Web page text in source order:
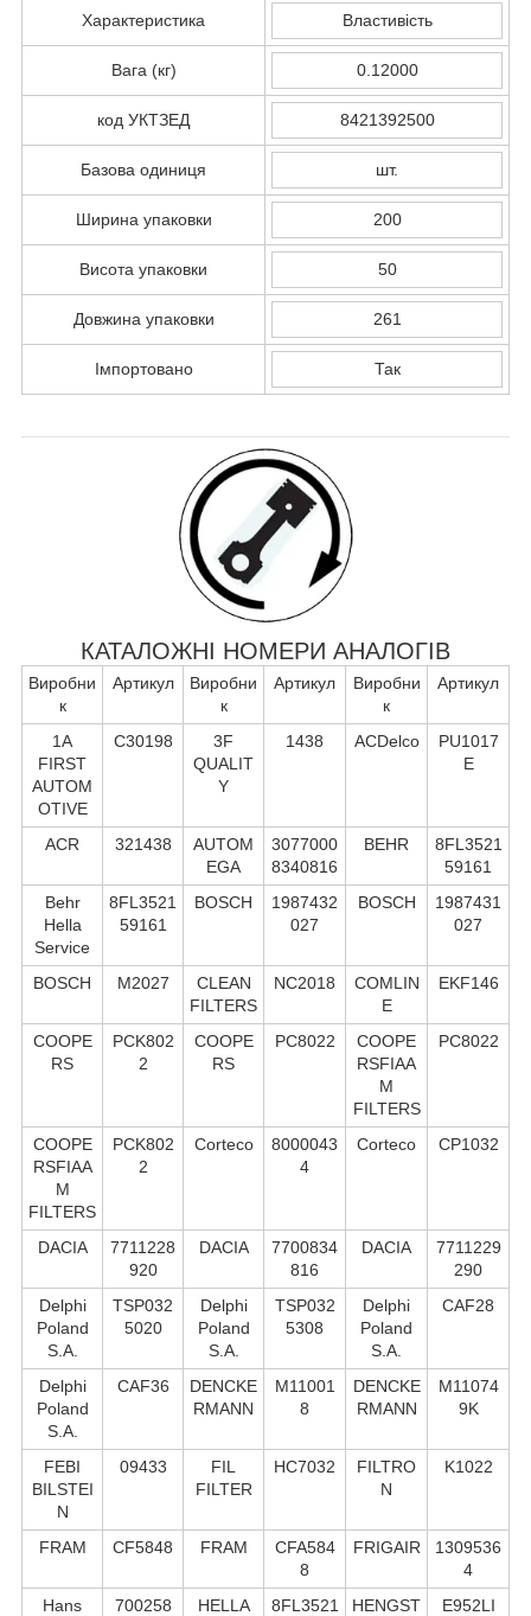
Характеристика Властивість
Вага (кг) 0.12000
код УКТЗЕД 8421392500
Базова одиниця шт.
Ширина упаковки 200
Висота упаковки 50
Довжина упаковки 261
Імпортовано Так
КАТАЛОЖНІ НОМЕРИ АНАЛОГІВ
Виробни
к
Артикул
Виробни
к
Артикул
Виробни
к
Артикул
1A
FIRST
AUTOM
OTIVE
C30198
3F
QUALIT
Y
1438 ACDelco
PU1017
E
ACR 321438
AUTOM
EGA
3077000
8340816
BEHR
8FL3521
59161
Behr
Hella
Service
8FL3521
59161
BOSCH
1987432
027
BOSCH
1987431
027
BOSCH M2027
CLEAN
FILTERS
NC2018
COMLIN
E
EKF146
COOPE
RS
PCK802
2
COOPE
RS
PC8022
COOPE
RSFIAA
M
FILTERS
PC8022
COOPE
RSFIAA
M
FILTERS
PCK802
2
Corteco
8000043
4
Corteco CP1032
DACIA
7711228
920
DACIA
7700834
816
DACIA
7711229
290
Delphi
Poland
S.А.
TSP032
5020
Delphi
Poland
S.А.
TSP032
5308
Delphi
Poland
S.А.
CAF28
Delphi
Poland
S.А.
CAF36
DENCKE
RMANN
M11001
8
DENCKE
RMANN
M11074
9K
FEBI
BILSTEI
N
09433
FIL
FILTER
HC7032
FILTRO
N
K1022
FRAM CF5848 FRAM
CFA584
8
FRIGAIR
1309536
4
Hans
700258 HELLA 8FL3521 HENGST E952LI